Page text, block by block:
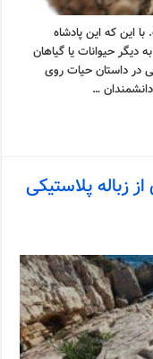
این که این پادشاه
حیوانات یا گیاهان
در داستان حیات روی
…
زباله پلاستیکی